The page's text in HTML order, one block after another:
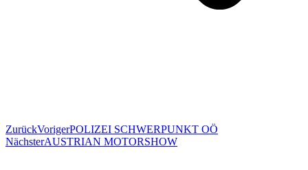
ZurückVorigerPOLIZEI SCHWERPUNKT OÖ
NächsterAUSTRIAN MOTORSHOW